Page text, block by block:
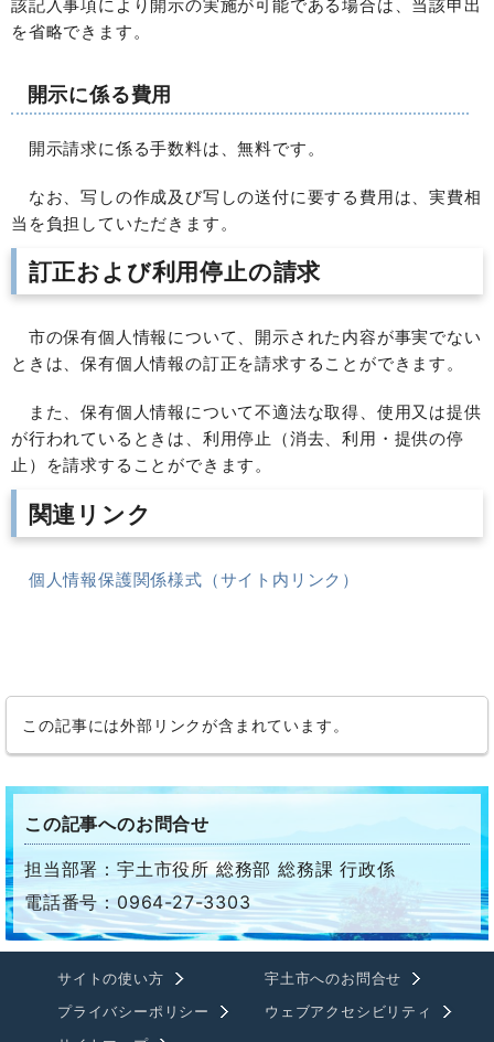
該記入事項により開示の実施が可能である場合は、当該申出
を省略できます。
開示に係る費用
開示請求に係る手数料は、無料です。
なお、写しの作成及び写しの送付に要する費用は、実費相
当を負担していただきます。
訂正および利用停止の請求
市の保有個人情報について、開示された内容が事実でない
ときは、保有個人情報の訂正を請求することができます。
また、保有個人情報について不適法な取得、使用又は提供
が行われているときは、利用停止（消去、利用・提供の停
止）を請求することができます。
関連リンク
個人情報保護関係様式（サイト内リンク）
この記事には外部リンクが含まれています。
この記事へのお問合せ
担当部署：宇土市役所 総務部 総務課 行政係
電話番号：0964-27-3303
サイトの使い方
宇土市へのお問合せ
プライバシーポリシー
ウェブアクセシビリティ